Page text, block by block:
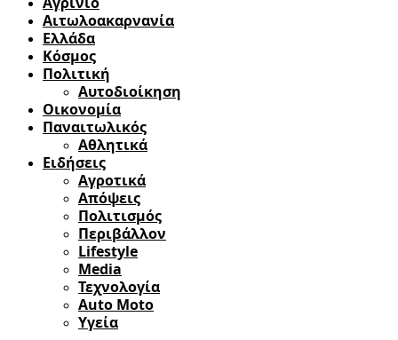
Αιτωλοακαρνανία
Ελλάδα
Κόσμος
Πολιτική
Αυτοδιοίκηση
Οικονομία
Παναιτωλικός
Αθλητικά
Ειδήσεις
Αγροτικά
Απόψεις
Πολιτισμός
Περιβάλλον
Lifestyle
Media
Τεχνολογία
Auto Moto
Υγεία